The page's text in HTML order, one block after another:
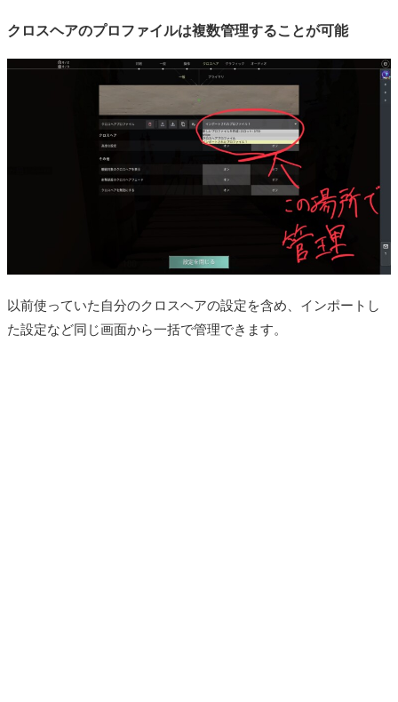
クロスヘアのプロファイルは複数管理することが可能
以前使っていた自分のクロスヘアの設定を含め、インポートし
た設定など同じ画面から一括で管理できます。